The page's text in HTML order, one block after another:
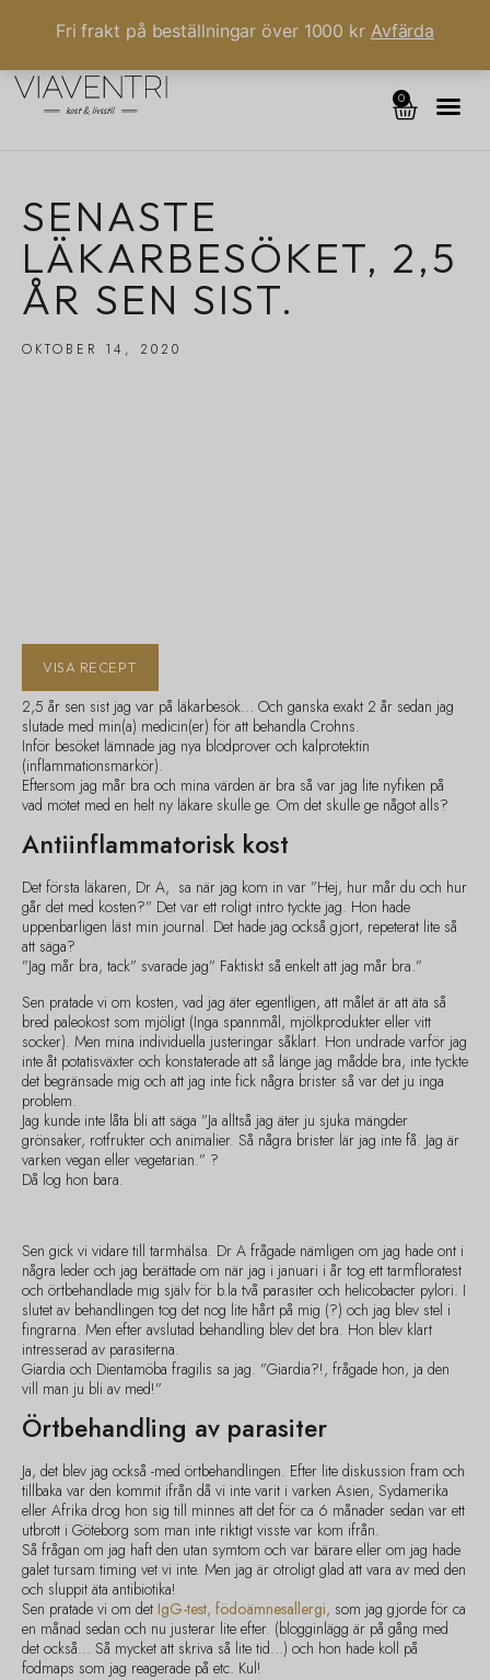
Fri frakt på beställningar över 1000 kr Avfärda
0
SENASTE
LÄKARBESÖKET, 2,5
ÅR SEN SIST.
OKTOBER 14, 2020
VISA RECEPT
2,5 år sen sist jag var på läkarbesök… Och ganska exakt 2 år sedan jag
slutade med min(a) medicin(er) för att behandla Crohns.
Inför besöket lämnade jag nya blodprover och kalprotektin
(inflammationsmarkör).
Eftersom jag mår bra och mina värden är bra så var jag lite nyfiken på
vad mötet med en helt ny läkare skulle ge. Om det skulle ge något alls?
Antiinflammatorisk kost
Det första läkaren, Dr A, sa när jag kom in var ”Hej, hur mår du och hur
går det med kosten?” Det var ett roligt intro tyckte jag. Hon hade
uppenbarligen läst min journal. Det hade jag också gjort, repeterat lite så
att säga?
”Jag mår bra, tack” svarade jag” Faktiskt så enkelt att jag mår bra.”
Sen pratade vi om kosten, vad jag äter egentligen, att målet är att äta så
bred paleokost som mjöligt (Inga spannmål, mjölkprodukter eller vitt
socker). Men mina individuella justeringar såklart. Hon undrade varför jag
inte åt potatisväxter och konstaterade att så länge jag mådde bra, inte tyckte
det begränsade mig och att jag inte fick några brister så var det ju inga
problem.
Jag kunde inte låta bli att säga ”Ja alltså jag äter ju sjuka mängder
grönsaker, rotfrukter och animalier. Så några brister lär jag inte få. Jag är
varken vegan eller vegetarian.” ?
Då log hon bara.
Sen gick vi vidare till tarmhälsa. Dr A frågade nämligen om jag hade ont i
några leder och jag berättade om när jag i januari i år tog ett tarmfloratest
och örtbehandlade mig själv för b.la två parasiter och helicobacter pylori. I
slutet av behandlingen tog det nog lite hårt på mig (?) och jag blev stel i
fingrarna. Men efter avslutad behandling blev det bra. Hon blev klart
intresserad av parasiterna.
Giardia och Dientamöba fragilis sa jag. ”Giardia?!, frågade hon, ja den
vill man ju bli av med!”
Örtbehandling av parasiter
Ja, det blev jag också -med örtbehandlingen. Efter lite diskussion fram och
tillbaka var den kommit ifrån då vi inte varit i varken Asien, Sydamerika
eller Afrika drog hon sig till minnes att det för ca 6 månader sedan var ett
utbrott i Göteborg som man inte riktigt visste var kom ifrån.
Så frågan om jag haft den utan symtom och var bärare eller om jag hade
galet tursam timing vet vi inte. Men jag är otroligt glad att vara av med den
och sluppit äta antibiotika!
Sen pratade vi om det IgG-test, födoämnesallergi, som jag gjorde för ca
en månad sedan och nu justerar lite efter. (blogginlägg är på gång med
det också… Så mycket att skriva så lite tid…) och hon hade koll på
fodmaps som jag reagerade på etc. Kul!